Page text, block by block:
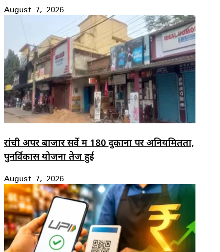
August 7, 2026
रांची अपर बाजार सर्वे में 180 दुकानों पर अनियमितता,
पुनर्विकास योजना तेज हुई
August 7, 2026